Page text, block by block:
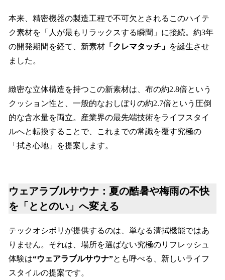
本来、精密機器の製造工程で不可欠とされるこのハイテ
ク素材を「人が最もリラックスする瞬間」に接続。約3年
の開発期間を経て、新素材 「クレマタッチ」 を誕生させ
ました。
緻密な立体構造を持つこの新素材は、布の約2.8倍という
クッション性と、一般的なおしぼりの約2.7倍という圧倒
的な含水量を両立。産業界の最先端技術をライフスタイ
ルへと転換することで、これまでの常識を覆す究極の
「拭き心地」を提案します。
ウェアラブルサウナ：夏の酷暑や梅雨の不快
を「ととのい」へ変える
テックオシボリが提供するのは、単なる清拭機能ではあ
りません。それは、場所を選ばない究極のリフレッシュ
体験は“ウェアラブルサウナ”とも呼べる、新しいライフ
スタイルの提案です。